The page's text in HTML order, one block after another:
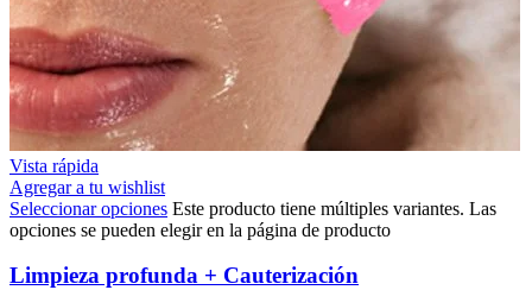
Vista rápida
Agregar a tu wishlist
Seleccionar opciones Este producto tiene múltiples variantes. Las
opciones se pueden elegir en la página de producto
Limpieza profunda + Cauterización